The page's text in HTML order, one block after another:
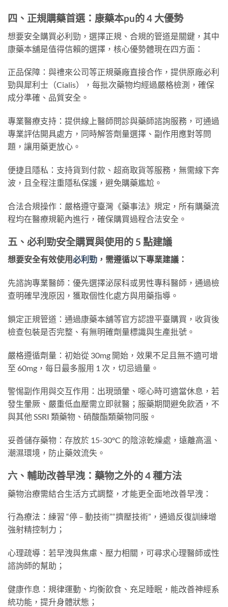
四、正規購藥首選：康藥本pu的 4 大優勢
想要安全購買必利勁，選擇正規、合規的管道是關鍵，其中
康藥本舖是值得信賴的選擇，核心優勢體現在四方面：
正品保障：與禮來公司等正規藥廠直接合作，提供原廠必利
勁與犀利士（Cialis），每批次藥物均經過嚴格檢測，確保
成分準確、品質安全。
專業醫療支持：提供線上醫師問診與藥師諮詢服務，可通過
專業評估開具處方，同時解答劑量選擇、副作用應對等問
題，讓用藥更放心。
便捷且隱私：支持貨到付款、超商取貨等服務，無需線下奔
波，且全程注重隱私保護，避免購藥尷尬。
合法合規操作：嚴格遵守臺灣《藥事法》規定，所有購藥流
程均在醫療規範內進行，確保購買過程合法安全。
五、必利勁安全購買與使用的 5 點建議
想要安全有效使用必利勁 ，需遵循以下專業建議：
先諮詢專業醫師：優先選擇泌尿科或男性專科醫師，通過檢
查明確早洩原因，獲取個性化處方與用藥指導。
鎖定正規管道：通過康藥本舖等官方認證平臺購買，收貨後
檢查包裝是否完整、有無明確劑量標識與生產批號。
嚴格遵循劑量：初始從 30mg 開始，效果不足且無不適可增
至 60mg，每日最多服用 1 次，切忌過量。
警惕副作用與交互作用：出現頭暈、噁心時可適當休息，若
發生暈厥、嚴重低血壓需立即就醫；服藥期間避免飲酒，不
與其他 SSRI 類藥物、硝酸酯類藥物同服。
妥善儲存藥物：存放於 15-30°C 的陰涼乾燥處，遠離高溫、
潮濕環境，防止藥效流失。
六、輔助改善早洩：藥物之外的 4 種方法
藥物治療需結合生活方式調整，才能更全面地改善早洩：
行為療法：練習 “停 – 動技術”“擠壓技術”，通過反復訓練增
強射精控制力；
心理疏導：若早洩與焦慮、壓力相關，可尋求心理醫師或性
諮詢師的幫助；
健康作息：規律運動、均衡飲食、充足睡眠，能改善神經系
統功能，提升身體狀態；